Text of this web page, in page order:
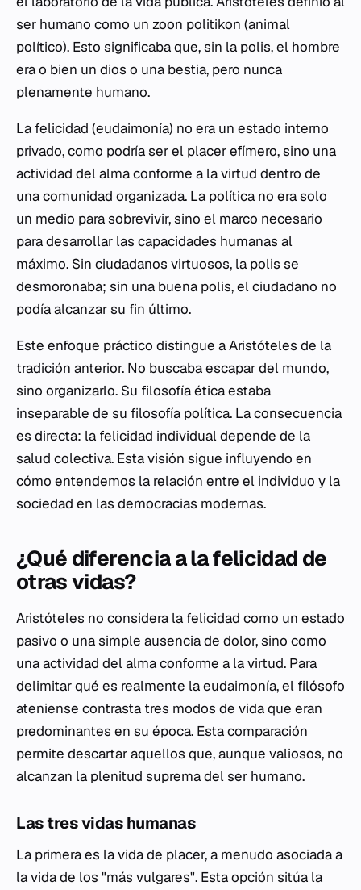
ser humano como un zoon politikon (animal
político). Esto significaba que, sin la polis, el hombre
era o bien un dios o una bestia, pero nunca
plenamente humano.
La felicidad (eudaimonía) no era un estado interno
privado, como podría ser el placer efímero, sino una
actividad del alma conforme a la virtud dentro de
una comunidad organizada. La política no era solo
un medio para sobrevivir, sino el marco necesario
para desarrollar las capacidades humanas al
máximo. Sin ciudadanos virtuosos, la polis se
desmoronaba; sin una buena polis, el ciudadano no
podía alcanzar su fin último.
Este enfoque práctico distingue a Aristóteles de la
tradición anterior. No buscaba escapar del mundo,
sino organizarlo. Su filosofía ética estaba
inseparable de su filosofía política. La consecuencia
es directa: la felicidad individual depende de la
salud colectiva. Esta visión sigue influyendo en
cómo entendemos la relación entre el individuo y la
sociedad en las democracias modernas.
¿Qué diferencia a la felicidad de
otras vidas?
Aristóteles no considera la felicidad como un estado
pasivo o una simple ausencia de dolor, sino como
una actividad del alma conforme a la virtud. Para
delimitar qué es realmente laeudaimonía, el filósofo
ateniense contrasta tres modos de vida que eran
predominantes en su época. Esta comparación
permite descartar aquellos que, aunque valiosos, no
alcanzan la plenitud suprema del ser humano.
Las tres vidas humanas
La primera es la vida de placer, a menudo asociada a
la vida de los "más vulgares". Esta opción sitúa la